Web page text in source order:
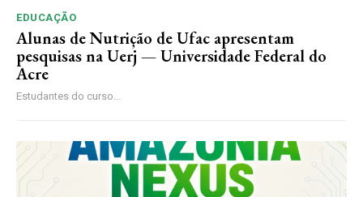
EDUCAÇÃO
Alunas de Nutrição de Ufac apresentam
pesquisas na Uerj — Universidade Federal do
Acre
Estudantes do curso...